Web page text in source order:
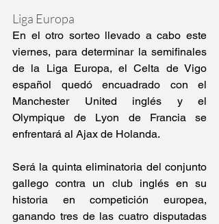
Liga Europa
En el otro sorteo llevado a cabo este
viernes, para determinar la semifinales
de la Liga Europa, el Celta de Vigo
español quedó encuadrado con el
Manchester United inglés y el
Olympique de Lyon de Francia se
enfrentará al Ajax de Holanda.
Será la quinta eliminatoria del conjunto
gallego contra un club inglés en su
historia en competición europea,
ganando tres de las cuatro disputadas